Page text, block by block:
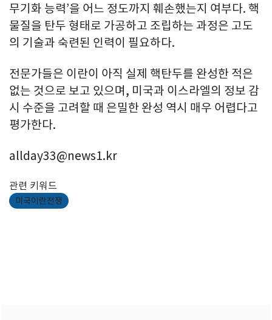
무기화 능력’을 어느 정도까지 훼손했는지 여부다. 핵
물질을 탄두 형태로 가공하고 조립하는 과정은 고도
의 기술과 숙련된 인력이 필요하다.
전문가들은 이란이 아직 실제 핵탄두를 완성한 적은
없는 것으로 보고 있으며, 미국과 이스라엘의 정보 감
시 수준을 고려할 때 은밀한 완성 역시 매우 어렵다고
평가한다.
allday33@news1.kr
관련 키워드
미국이란전쟁